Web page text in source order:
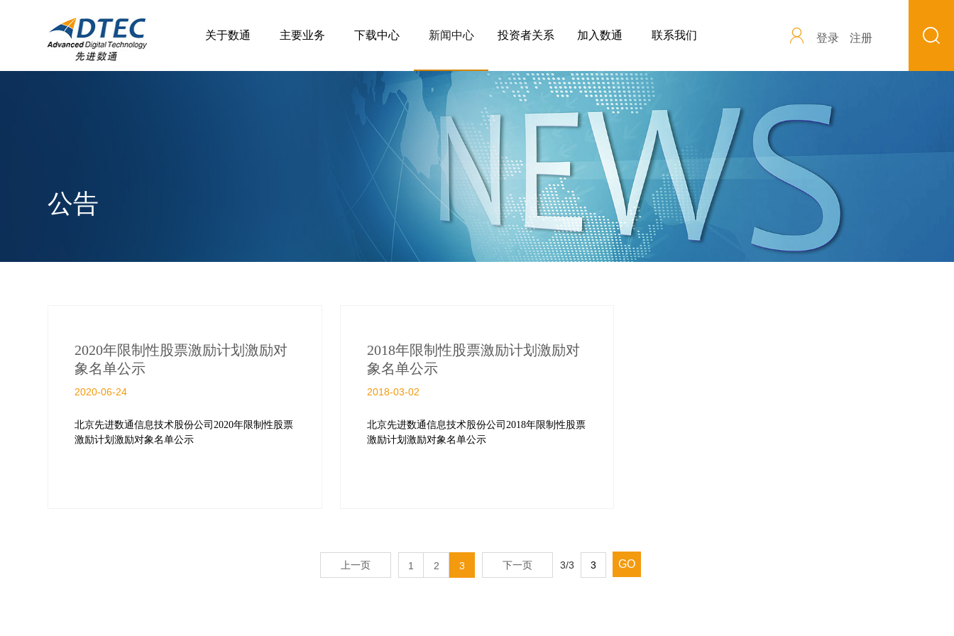
登录 注册
关于数通 主要业务 下载中心 新闻中心 投资者关系 加入数通 联系我们
公告
2020年限制性股票激励计划激励对
象名单公示
2020-06-24
北京先进数通信息技术股份公司2020年限制性股票
激励计划激励对象名单公示
2018年限制性股票激励计划激励对
象名单公示
2018-03-02
北京先进数通信息技术股份公司2018年限制性股票
激励计划激励对象名单公示
上一页 1 2 3 下一页 3/3 GO